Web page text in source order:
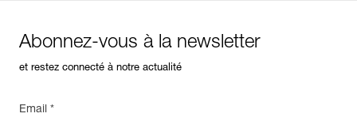
Abonnez-vous à la newsletter
et restez connecté à notre actualité
Email *